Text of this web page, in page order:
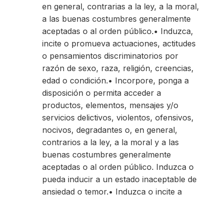
en general, contrarias a la ley, a la moral,
a las buenas costumbres generalmente
aceptadas o al orden público.• Induzca,
incite o promueva actuaciones, actitudes
o pensamientos discriminatorios por
razón de sexo, raza, religión, creencias,
edad o condición.• Incorpore, ponga a
disposición o permita acceder a
productos, elementos, mensajes y/o
servicios delictivos, violentos, ofensivos,
nocivos, degradantes o, en general,
contrarios a la ley, a la moral y a las
buenas costumbres generalmente
aceptadas o al orden público. Induzca o
pueda inducir a un estado inaceptable de
ansiedad o temor.• Induzca o incite a